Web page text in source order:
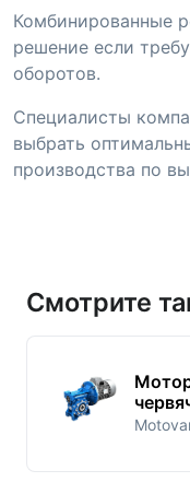
Комбинированные
решение если
оборотов.
Специалисты
выбрать
производства по
Смотрите